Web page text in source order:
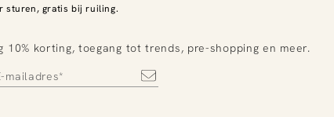
sturen, gratis bij ruiling.
korting, toegang tot trends, pre-shopping en meer.